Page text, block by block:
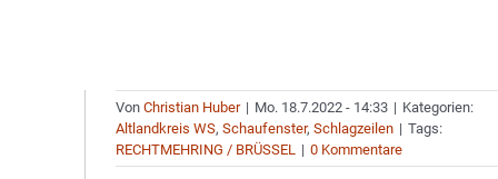
VonChristian Huber | Mo. 18.7.2022 - 14:33 | Kategorien:
Altlandkreis WS,Schaufenster,Schlagzeilen | Tags:
RECHTMEHRING / BRÜSSEL | 0 Kommentare